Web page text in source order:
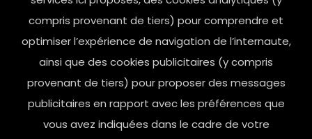
compris provenant de tiers) pour comprendre et
optimiser l’expérience de navigation de l’internaute,
ainsi que des cookies publicitaires (y compris
provenant de tiers) pour proposer des messages
publicitaires en rapport avec les préférences que
vous avez indiquées dans le cadre de votre